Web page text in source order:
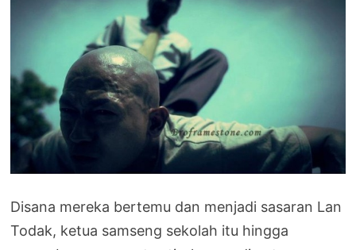
Disana mereka bertemu dan menjadi sasaran Lan
Todak, ketua samseng sekolah itu hingga